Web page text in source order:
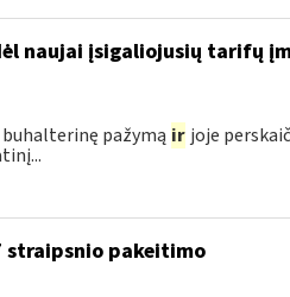
naujai įsigaliojusių tarifų
pažymą ir joje
straipsnio pakeitimo